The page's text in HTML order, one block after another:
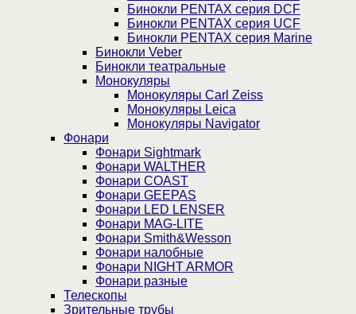
Бинокли PENTAX серия DCF
Бинокли PENTAX серия UCF
Бинокли PENTAX серия Marine
Бинокли Veber
Бинокли театральные
Монокуляры
Монокуляры Carl Zeiss
Монокуляры Leica
Монокуляры Navigator
Фонари
Фонари Sightmark
Фонари WALTHER
Фонари COAST
Фонари GEEPAS
Фонари LED LENSER
Фонари MAG-LITE
Фонари Smith&Wesson
Фонари налобные
Фонари NIGHT ARMOR
Фонари разные
Телескопы
Зрительные трубы